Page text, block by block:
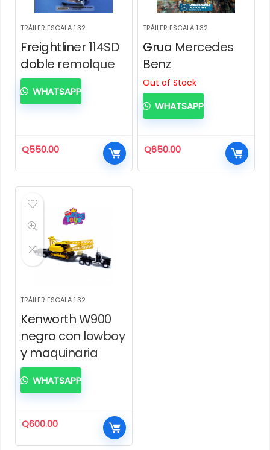
TRÁILER ESCALA 1.32
Freightliner 114SD
doble remolque
Q550.00
WHATSAPP
TRÁILER ESCALA 1.32
Grua Mercedes
Benz
Out of Stock
Q650.00
WHATSAPP
TRÁILER ESCALA 1.32
Kenworth W900
negro con lowboy
y maquinaria
Q600.00
WHATSAPP